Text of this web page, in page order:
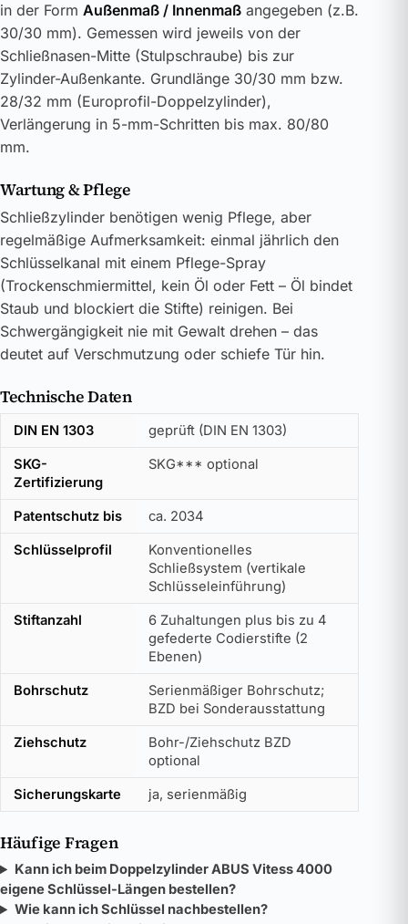
in der Form Außenmaß / Innenmaß angegeben (z.B.
30/30 mm). Gemessen wird jeweils von der
Schließnasen-Mitte (Stulpschraube) bis zur
Zylinder-Außenkante. Grundlänge 30/30 mm bzw.
28/32 mm (Europrofil-Doppelzylinder),
Verlängerung in 5-mm-Schritten bis max. 80/80
mm.
Wartung & Pflege
Schließzylinder benötigen wenig Pflege, aber
regelmäßige Aufmerksamkeit: einmal jährlich den
Schlüsselkanal mit einem Pflege-Spray
(Trockenschmiermittel, kein Öl oder Fett – Öl bindet
Staub und blockiert die Stifte) reinigen. Bei
Schwergängigkeit nie mit Gewalt drehen – das
deutet auf Verschmutzung oder schiefe Tür hin.
Technische Daten
DIN EN 1303 geprüft (DIN EN 1303)
SKG-
Zertifizierung
SKG*** optional
Patentschutz bis ca. 2034
Schlüsselprofil
Konventionelles
Schließsystem (vertikale
Schlüsseleinführung)
Stiftanzahl
6 Zuhaltungen plus bis zu 4
gefederte Codierstifte (2
Ebenen)
Bohrschutz
Serienmäßiger Bohrschutz;
BZD bei Sonderausstattung
Ziehschutz
Bohr-/Ziehschutz BZD
optional
Sicherungskarte ja, serienmäßig
Häufige Fragen
Kann ich beim Doppelzylinder ABUS Vitess 4000
eigene Schlüssel-Längen bestellen?
Wie kann ich Schlüssel nachbestellen?